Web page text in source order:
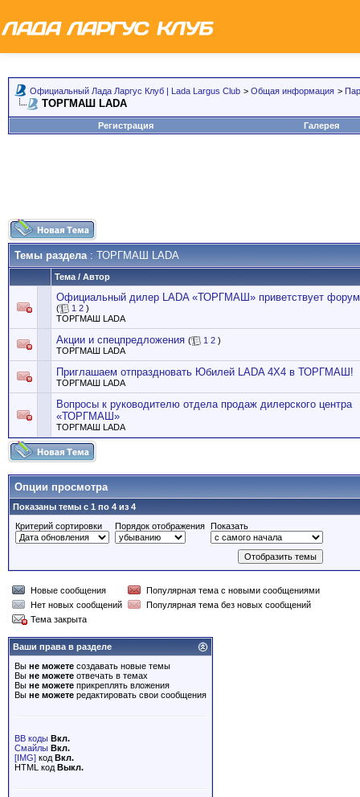
Официальный Лада Ларгус Клуб | Lada Largus Club > Общая информация >
ТОРГМАШ LADA
Регистрация Галерея
Темы раздела: ТОРГМАШ LADA
Тема / Автор
Официальный дилер LADA «ТОРГМАШ» приветствует
( 1 2 )
ТОРГМАШ LADA
Акции и спецпредложения ( 1 2 )
ТОРГМАШ LADA
Приглашаем отпраздновать Юбилей LADA 4X4 в ТОРГМАШ!
ТОРГМАШ LADA
Вопросы к руководителю отдела продаж дилерского центра
«ТОРГМАШ»
ТОРГМАШ LADA
Опции просмотра
Показаны темы с 1 по 4 из 4
Критерий сортировки
Порядок отображения Показать
Новые сообщения
Популярная тема с новыми сообщениями
Нет новых сообщений
Популярная тема без новых сообщений
Тема закрыта
Ваши права в разделе
Вы не можете создавать новые темы
Вы не можете отвечать в темах
Вы не можете прикреплять вложения
Вы не можете редактировать свои сообщения
BB коды Вкл.
Смайлы Вкл.
[IMG] код Вкл.
HTML код Выкл.